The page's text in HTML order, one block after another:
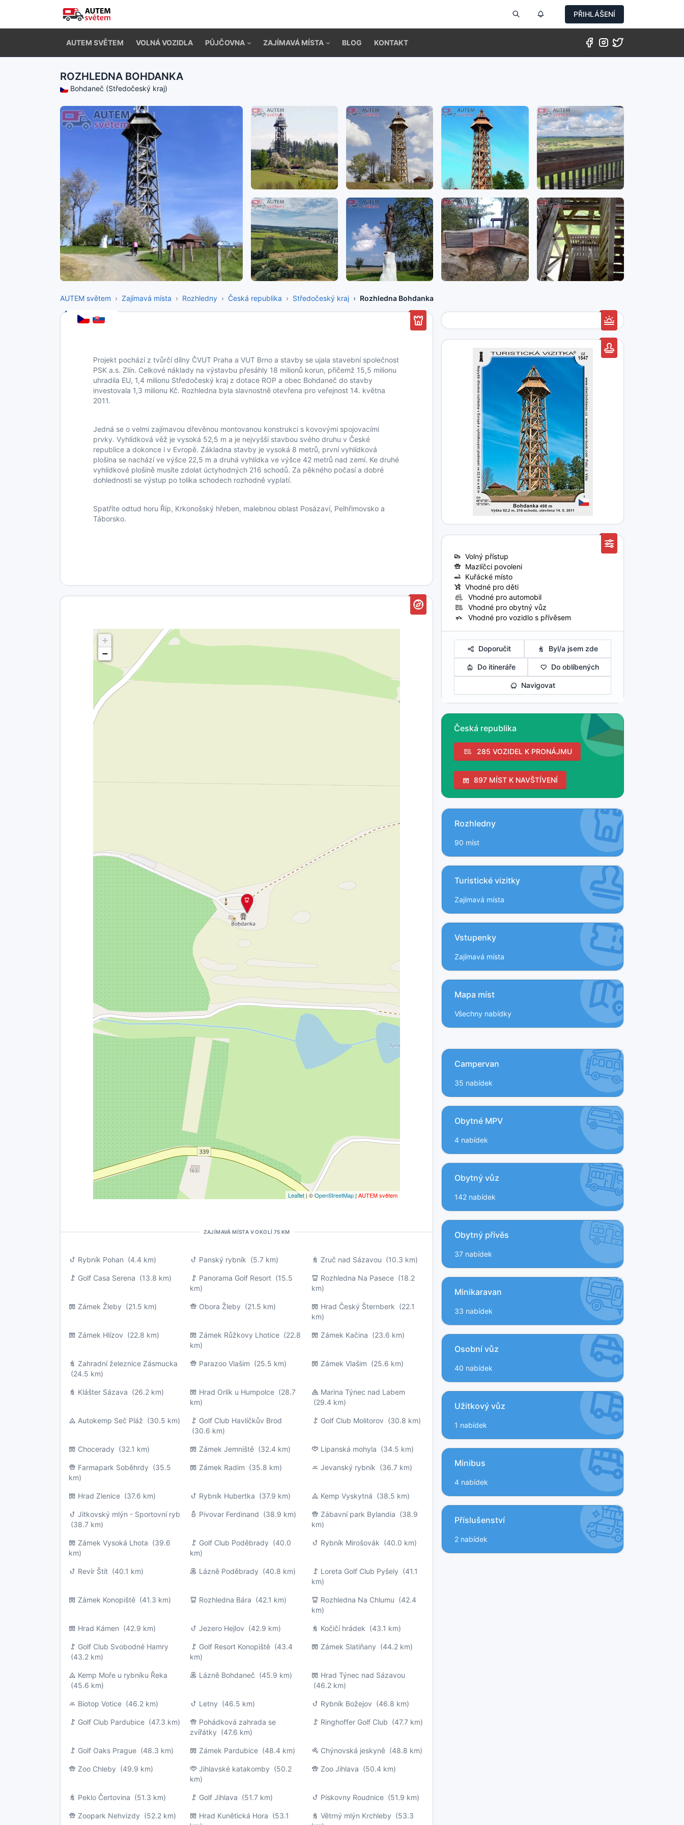
PŘIHLÁŠENÍ
AUTEM SVĚTEM VOLNÁ VOZIDLA PŮJČOVNA ZAJÍMAVÁ MÍSTA BLOG KONTAKT
ROZHLEDNA BOHDANKA
Bohdaneč (Středočeský kraj)
AUTEM světem Zajímavá místa Rozhledny Česká republika Středočeský kraj Rozhledna Bohdanka
Projekt pochází z tvůrčí dílny ČVUT Praha a VUT Brno a stavby se ujala stavební společnost
PSK a.s. Zlín. Celkové náklady na výstavbu přesáhly 18 milionů korun, přičemž 15,5 milionu
uhradila EU, 1,4 milionu Středočeský kraj z dotace ROP a obec Bohdaneč do stavby
investovala 1,3 milionu Kč. Rozhledna byla slavnostně otevřena pro veřejnost 14. května
2011.
Jedná se o velmi zajímavou dřevěnou montovanou konstrukci s kovovými spojovacími
prvky. Vyhlídková věž je vysoká 52,5 m a je nejvyšší stavbou svého druhu v České
republice a dokonce i v Evropě. Základna stavby je vysoká 8 metrů, první vyhlídková
plošina se nachází ve výšce 22,5 m a druhá vyhlídka ve výšce 42 metrů nad zemí. Ke druhé
vyhlídkové plošině musíte zdolat úctyhodných 216 schodů. Za pěkného počasí a dobré
dohlednosti se výstup po tolika schodech rozhodně vyplatí.
Spatříte odtud horu Říp, Krkonošský hřeben, malebnou oblast Posázaví, Pelhřimovsko a
Táborsko.
+
−
Leaflet | ©OpenStreetMap |AUTEM světem
ZAJÍMAVÁ MÍSTA V OKOLÍ 75 KM
Rybník Pohan (4.4 km) Panský rybník (5.7 km) Zruč nad Sázavou (10.3 km)
Golf Casa Serena (13.8 km) Panorama Golf Resort (15.5
km)
Rozhledna Na Pasece(18.2
km)
Zámek Žleby (21.5 km) Obora Žleby (21.5 km) Hrad Český Šternberk (22.1
km)
Zámek Hlízov (22.8 km) Zámek Růžkovy Lhotice (22.8
km)
Zámek Kačina (23.6 km)
Zahradní železnice Zásmucka
(24.5 km)
Parazoo Vlašim (25.5 km) Zámek Vlašim (25.6 km)
Klášter Sázava (26.2 km) Hrad Orlík u Humpolce (28.7
km)
Marina Týnec nad Labem
(29.4 km)
Autokemp Seč Pláž (30.5 km)
Golf Club Havlíčkův Brod
(30.6 km)
Golf Club Molitorov (30.8 km)
Chocerady (32.1 km) Zámek Jemniště (32.4 km) Lipanská mohyla (34.5 km)
Farmapark Soběhrdy (35.5
km)
Zámek Radim (35.8 km) Jevanský rybník (36.7 km)
Hrad Zlenice (37.6 km) Rybník Hubertka (37.9 km) Kemp Vyskytná (38.5 km)
Jitkovský mlýn - Sportovní ryb
(38.7 km)
Pivovar Ferdinand (38.9 km) Zábavní park Bylandia (38.9
km)
Zámek Vysoká Lhota (39.6
km)
Golf Club Poděbrady (40.0
km)
Rybník Mirošovák (40.0 km)
Revír Štít (40.1 km) Lázně Poděbrady (40.8 km) Loreta Golf Club Pyšely (41.1
km)
Zámek Konopiště (41.3 km) Rozhledna Bára (42.1 km) Rozhledna Na Chlumu (42.4
km)
Hrad Kámen (42.9 km) Jezero Hejlov (42.9 km) Kočičí hrádek (43.1 km)
Golf Club Svobodné Hamry
(43.2 km)
Golf Resort Konopiště (43.4
km)
Zámek Slatiňany (44.2 km)
Kemp Moře u rybníku Řeka
(45.6 km)
Lázně Bohdaneč (45.9 km)
Hrad Týnec nad Sázavou
(46.2 km)
Biotop Votice (46.2 km) Letny (46.5 km) Rybník Božejov (46.8 km)
Golf Club Pardubice (47.3 km)
Pohádková zahrada se
zvířátky (47.6 km)
Ringhoffer Golf Club (47.7 km)
Golf Oaks Prague (48.3 km) Zámek Pardubice (48.4 km) Chýnovská jeskyně(48.8 km)
Zoo Chleby (49.9 km) Jihlavské katakomby (50.2
km)
Zoo Jihlava (50.4 km)
Peklo Čertovina (51.3 km) Golf Jihlava (51.7 km) Pískovny Roudnice(51.9 km)
Zoopark Nehvizdy (52.2 km) Hrad Kunětická Hora (53.1
Větrný mlýn Krchleby (53.3
Volný přístup
Mazlíčci povoleni
Kuřácké místo
Vhodné pro děti
Vhodné pro automobil
Vhodné pro obytný vůz
Vhodné pro vozidlo s přívěsem
Doporučit Byl/a jsem zde
Do itineráře Do oblíbených
Navigovat
Česká republika
285 VOZIDEL K PRONÁJMU
897 MÍST K NAVŠTÍVENÍ
Rozhledny
90 míst
Turistické vizitky
Zajímavá místa
Vstupenky
Zajímavá místa
Mapa míst
Všechny nabídky
Campervan
35 nabídek
Obytné MPV
4 nabídek
Obytný vůz
142 nabídek
Obytný přívěs
37 nabídek
Minikaravan
33 nabídek
Osobní vůz
40 nabídek
Užitkový vůz
1 nabídek
Minibus
4 nabídek
Příslušenství
2 nabídek